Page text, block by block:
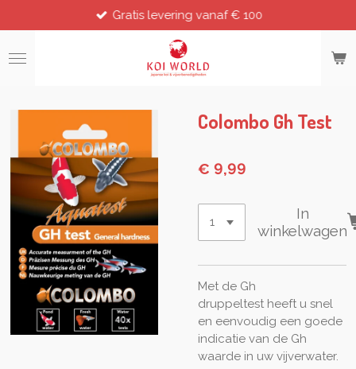
direct
naar
de
Gratis levering vanaf € 100
Colombo Gh Test
€ 9,99
In
winkelwagen
Met de Gh
druppeltest heeft u snel
en eenvoudig een goede
indicatie van de Gh
waarde in uw vijverwater.